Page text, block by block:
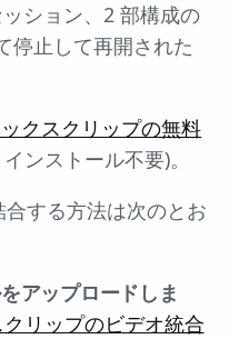
ション、2 部構成の
停止して再開された
クスクリップの無料
ンストール不要)。
する方法は次のとお
アップロードしま
リップのビデオ統合